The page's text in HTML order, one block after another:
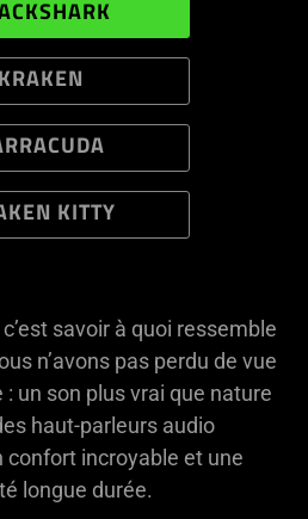
KRAKEN
KITTY
savoir à quoi ressemble
n’avons pas perdu de vue
un son plus vrai que nature
haut-parleurs audio
confort incroyable et une
longue durée.